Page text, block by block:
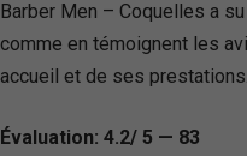
Barber Men – Coquelles a
comme en témoignent les
accueil et de ses prestations.
Évaluation: 4.2/ 5 — 83